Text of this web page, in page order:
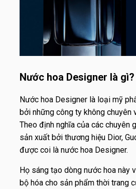
Nước hoa Designer là gì?
Nước hoa Designer là loại mỹ
bởi những công ty không chuyên
Theo định nghĩa của các chuyên
sản xuất bởi thương hiệu Dior,
được coi là nước hoa Designer.
Họ sáng tạo dòng nước hoa này
bộ hóa cho sản phẩm thời trang